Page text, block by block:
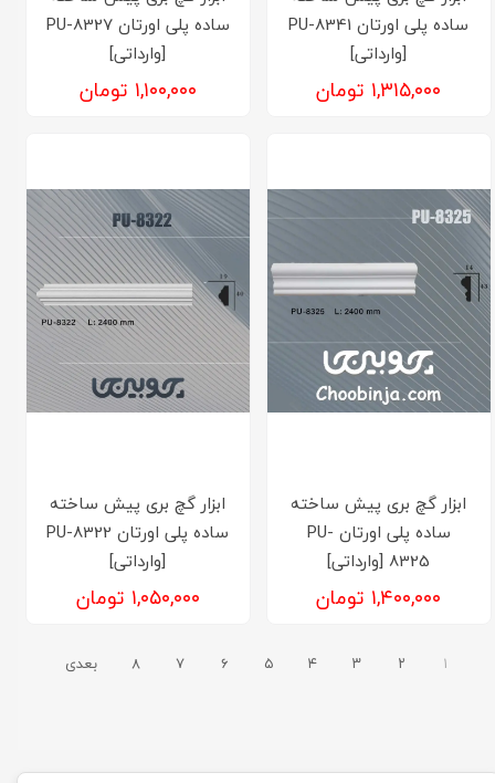
ساده پلی اورتان PU-8341
[وارداتی]
۱,۳۱۵,۰۰۰ تومان
ساده پلی اورتان PU-8327
[وارداتی]
۱,۱۰۰,۰۰۰ تومان
ابزار گچ بری پیش ساخته
ساده پلی اورتان PU-
8325 [وارداتی]
۱,۴۰۰,۰۰۰ تومان
ابزار گچ بری پیش ساخته
ساده پلی اورتان PU-8322
[وارداتی]
۱,۰۵۰,۰۰۰ تومان
۱ ۲ ۳ ۴ ۵ ۶ ۷ ۸ بعدی